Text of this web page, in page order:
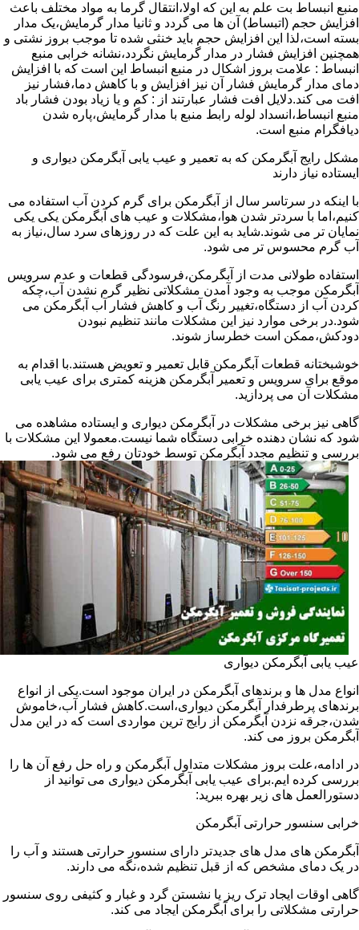
منبع انبساط بت علم به این که اولا،انتقال گرما به مواد مختلف باعث
افزایش حجم (اتبساط) آن ها می گردد و ثانیا مدار گرمایش،یک مدار
بسته است،لذا این افزایش حجم باید خنثی شده تا موجب بروز نشتی و
همچنین افزایش فشار در مدار گرمایش نگردد،نشانه خرابی منبع
انبساط : علامت بروز اشکال در منبع انبساط این است که با افزایش
دمای مدار گرمایش فشار آن نیز افزایش و با کاهش دما،فشار نیز
افت می کند.دلایل افت فشار عبارتند از : کم و یا زیاد بودن فشار باد
منبع انبساط،انسداد لوله رابط منبع با مدار گرمایش،پاره شدن
دیافگرام منبع است.
مشکل رایج آبگرمکن که به تعمیر و عیب یابی آبگرمکن دیواری و
ایستاده نیاز دارند
با اینکه در سرتاسر سال از آبگرمکن برای گرم کردن آب استفاده می
کنیم،اما با سردتر شدن هوا،مشکلات و عیب های آبگرمکن یکی یکی
نمایان تر می شوند.شاید به این علت که در روزهای سرد سال،نیاز به
آب گرم محسوس تر می شود.
استفاده طولانی مدت از آبگرمکن،فرسودگی قطعات و عدم سرویس
آبگرمکن موجب به وجود آمدن مشکلاتی نظیر گرم نشدن آب،چکه
کردن آب از دستگاه،تغییر رنگ آب و کاهش فشار آب آبگرمکن می
شود.در برخی موارد نیز این مشکلات مانند تنظیم نبودن
دودکش،ممکن است خطرساز شوند.
خوشبختانه قطعات آبگرمکن قابل تعمیر و تعویض هستند.با اقدام به
موقع برای سرویس و تعمیر آبگرمکن هزینه کمتری برای عیب یابی
مشکلات آن می پردازید.
گاهی نیز برخی مشکلات در آبگرمکن دیواری و ایستاده مشاهده می
شود که نشان دهنده خرابی دستگاه شما نیست.معمولا این مشکلات با
بررسی و تنظیم مجدد آبگرمکن توسط خودتان رفع می شود.
عیب یابی آبگرمکن دیواری
انواع مدل ها و برندهای آبگرمکن در ایران موجود است.یکی از انواع
برندهای پرطرفدار آبگرمکن دیواری،است.کاهش فشار آب،خاموش
شدن،جرقه نزدن آبگرمکن از رایج ترین مواردی است که در این مدل
آبگرمکن بروز می کند.
در ادامه،علت بروز مشکلات متداول آبگرمکن و راه حل رفع آن ها را
بررسی کرده ایم.برای عیب یابی آبگرمکن دیواری می توانید از
دستورالعمل های زیر بهره ببرید:
خرابی سنسور حرارتی آبگرمکن
آبگرمکن های مدل های جدیدتر دارای سنسور حرارتی هستند و آب را
در یک دمای مشخص که از قبل تنظیم شده،نگه می دارند.
گاهی اوقات ایجاد ترک ریز یا نشستن گرد و غبار و کثیفی روی سنسور
حرارتی مشکلاتی را برای آبگرمکن ایجاد می کند.